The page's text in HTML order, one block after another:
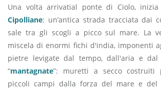
Una volta arrivati​​al ponte di Ciolo,
Cipolliane: un’antica strada tracciata dai
sale tra gli scogli a picco sul mare. La
miscela di enormi fichi d'india, imponenti
pietre levigate dal tempo, dall'aria e dal
“mantagnate”: muretti a secco costruiti
piccoli campi dalla forza del mare e del